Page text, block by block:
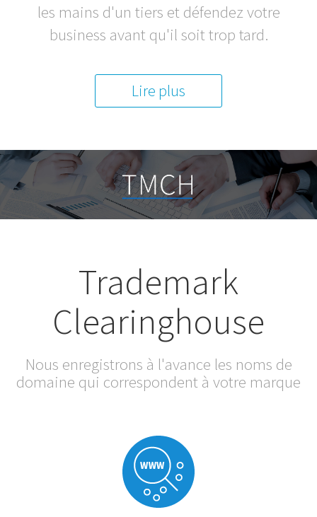
les mains d'un tiers et défendez votre
business avant qu'il soit trop tard.
Lire plus
Trademark
Clearinghouse
Nous enregistrons à l'avance les noms de
domaine qui correspondent à votre marque